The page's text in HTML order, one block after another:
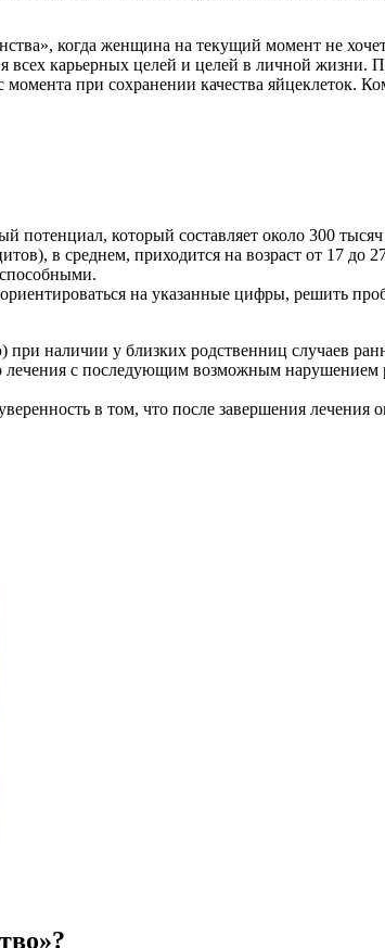
когда женщина на текущий момент не
карьерных целей и целей в личной жизни.
при сохранении качества яйцеклеток.
который составляет около 300
в среднем, приходится на возраст от 17 до
на указанные цифры, решить
наличии у близких родственниц случаев
лечения с последующим возможным
в том, что после завершения